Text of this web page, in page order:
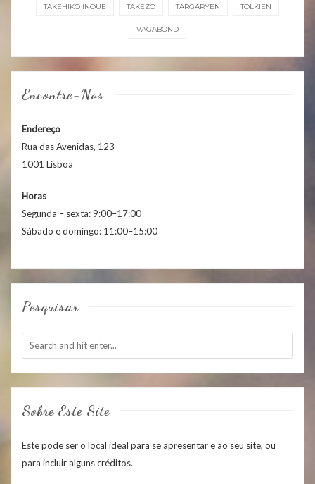
TAKEHIKO INOUE TAKEZO TARGARYEN TOLKIEN
VAGABOND
Encontre-Nos
Endereço
Rua das Avenidas, 123
1001 Lisboa
Horas
Segunda – sexta: 9:00–17:00
Sábado e domingo: 11:00–15:00
Pesquisar
Sobre Este Site
Este pode ser o local ideal para se apresentar e ao seu site, ou
para incluir alguns créditos.